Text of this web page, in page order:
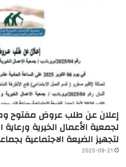
لجمعية الأعمال الخيرية
لتجهيز الضيعة الاجتماعية
2025-09-21